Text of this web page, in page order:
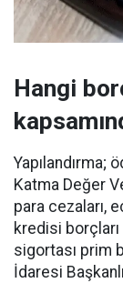
Hangi
Yapılandırma;
Katma Değer
para cezaları,
kredisi
sigortası prim
İdaresi